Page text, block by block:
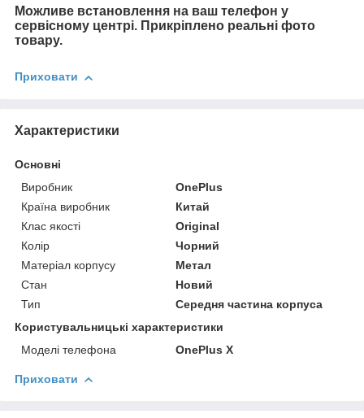
Можливе встановлення на ваш телефон у
сервісному центрі. Прикріплено реальні фото
товару.
Приховати
Характеристики
Основні
Виробник
OnePlus
Країна виробник
Китай
Клас якості
Original
Колір
Чорний
Матеріал корпусу
Метал
Стан
Новий
Тип
Середня частина корпуса
Користувальницькі характеристики
Моделі телефона
OnePlus Х
Приховати